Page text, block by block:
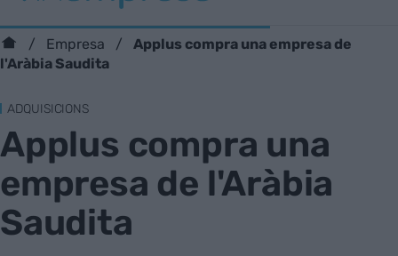
Empresa
Applus compra una empresa de
l'Aràbia Saudita
ADQUISICIONS
Applus compra una
empresa de l'Aràbia
Saudita